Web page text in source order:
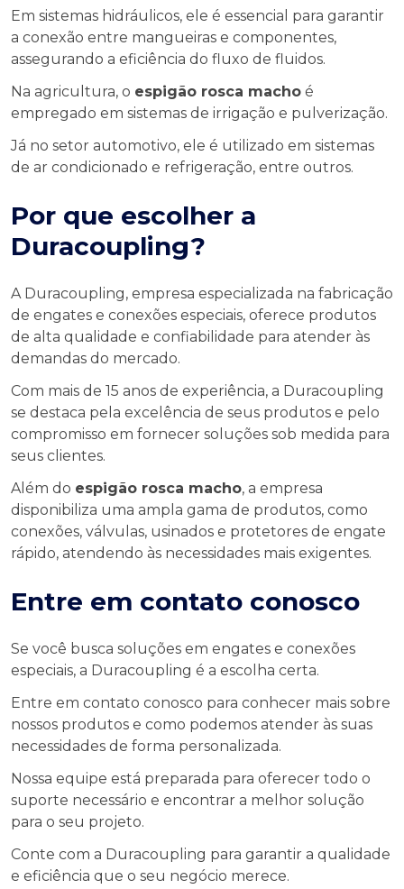
Em sistemas hidráulicos, ele é essencial para garantir
a conexão entre mangueiras e componentes,
assegurando a eficiência do fluxo de fluidos.
Na agricultura, o espigão rosca macho é
empregado em sistemas de irrigação e pulverização.
Já no setor automotivo, ele é utilizado em sistemas
de ar condicionado e refrigeração, entre outros.
Por que escolher a
Duracoupling?
A Duracoupling, empresa especializada na fabricação
de engates e conexões especiais, oferece produtos
de alta qualidade e confiabilidade para atender às
demandas do mercado.
Com mais de 15 anos de experiência, a Duracoupling
se destaca pela excelência de seus produtos e pelo
compromisso em fornecer soluções sob medida para
seus clientes.
Além do espigão rosca macho, a empresa
disponibiliza uma ampla gama de produtos, como
conexões, válvulas, usinados e protetores de engate
rápido, atendendo às necessidades mais exigentes.
Entre em contato conosco
Se você busca soluções em engates e conexões
especiais, a Duracoupling é a escolha certa.
Entre em contato conosco para conhecer mais sobre
nossos produtos e como podemos atender às suas
necessidades de forma personalizada.
Nossa equipe está preparada para oferecer todo o
suporte necessário e encontrar a melhor solução
para o seu projeto.
Conte com a Duracoupling para garantir a qualidade
e eficiência que o seu negócio merece.